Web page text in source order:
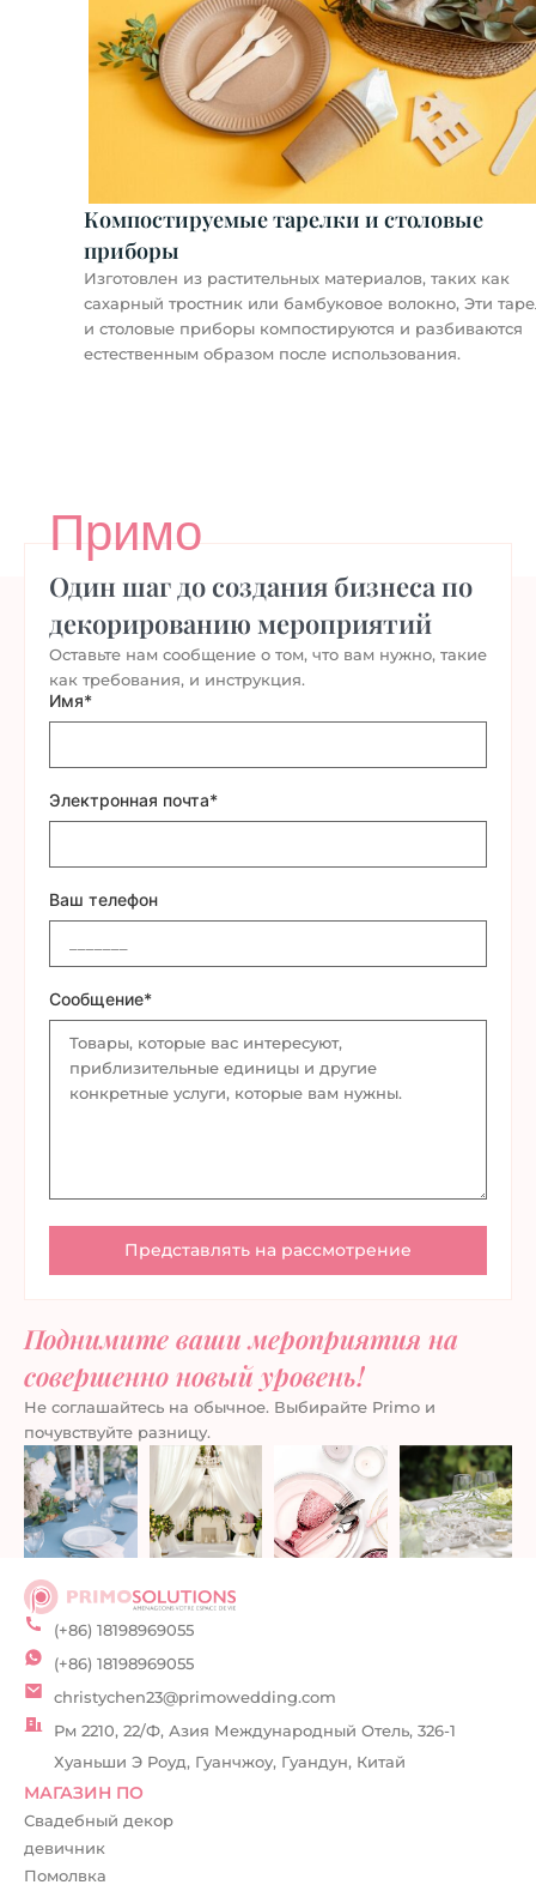
Компостируемые тарелки и столовые
приборы
Изготовлен из растительных материалов, таких как
сахарный тростник или бамбуковое волокно, Эти
и столовые приборы компостируются и разбиваются
естественным образом после использования.
Примо
Один шаг до создания бизнеса по
декорированию мероприятий
Оставьте нам сообщение о том, что вам нужно, такие
как требования, и инструкция.
Имя*
Электронная почта*
Ваш телефон
Сообщение*
Поднимите ваши мероприятия на
совершенно новый уровень!
Не соглашайтесь на обычное. Выбирайте Primo и
почувствуйте разницу.
(+86) 18198969055
(+86) 18198969055
christychen23@primowedding.com
Рм 2210, 22/Ф, Азия Международный Отель, 326-1
Хуаньши Э Роуд, Гуанчжоу, Гуандун, Китай
МАГАЗИН ПО
Свадебный декор
девичник
Помолвка